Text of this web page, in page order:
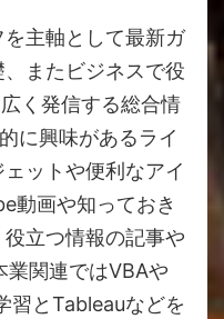
主軸として最新ガ
またビジネスで役
く発信する総合情
に興味があるライ
ットや便利なアイ
動画や知っておき
立つ情報の記事や
業関連ではVBAや
習とTableauなどを